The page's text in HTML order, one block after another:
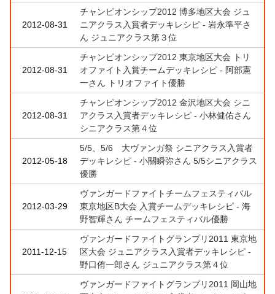
2012-08-31
チャンピオンシップ2012 博多地区大会 ジュ
ニアクラス入賞者デッキレシピ - 岩永準平さ
ん ジュニアクラス第３位
2012-08-31
チャンピオンシップ2012 東京地区大会 トリ
オファイト入賞チームデッキレシピ - 阿部憲
一さん トリオファイト優勝
2012-08-31
チャンピオンシップ2012 金沢地区大会 シニ
アクラス入賞者デッキレシピ - 小林健佑さん
シニアクラス第４位
2012-05-18
5/5、5/6 大ヴァンガ祭 シニアクラス入賞者
デッキレシピ - 小關瞬弥さん 5/5シニアクラス
優勝
2012-03-29
ヴァンガードファイトチームフェスティバル
東京地区B大会 入賞チームデッキレシピ - 海
野智輝さん チームフェスティバル優勝
2011-12-15
ヴァンガードファイトグランプリ2011 東京地
区大会 ジュニアクラス入賞者デッキレシピ -
野口侑一郎さん ジュニアクラス第４位
ヴァンガードファイトグランプリ2011 岡山地